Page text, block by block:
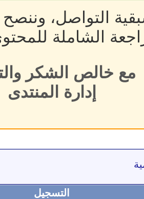
التواصل، وننصح
الشاملة
مع خالص الشكر
إدارة المنتدى
التسجيل